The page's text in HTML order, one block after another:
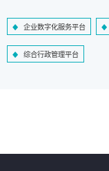
企业数字化服务平台
综合行政管理平台